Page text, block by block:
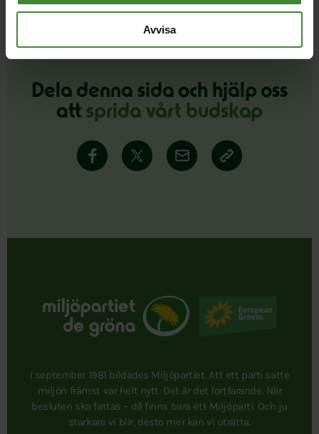
Avvisa
Dela denna sida och hjälp oss
att sprida vårt budskap
I september 1981 bildades Miljöpartiet. Att ett parti satte
miljön främst var helt nytt. Det är det fortfarande. När
besluten ska fattas – då finns bara ett Miljöparti. Och ju
starkare vi blir, desto mer kan vi uträtta.